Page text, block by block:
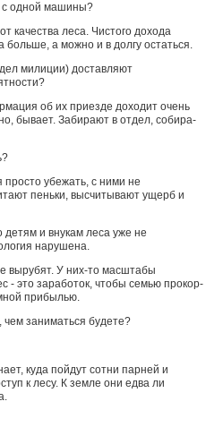
с одной машины?
качества леса. Чистого дохода
больше, а можно и в долгу остаться.
милиции) доставля­ют
об их приезде доходит очень
быва­ет. Забирают в отдел, собира­
убежать, с ними не
пеньки, выс­читывают ущерб и
детям и внукам леса уже не
нарушена.
вырубят. У них-то масштабы
- это зара­боток, чтобы семью прокор­
прибылью.
чем заниматься будете?
куда пойдут сотни парней и
к лесу. К земле они едва ли